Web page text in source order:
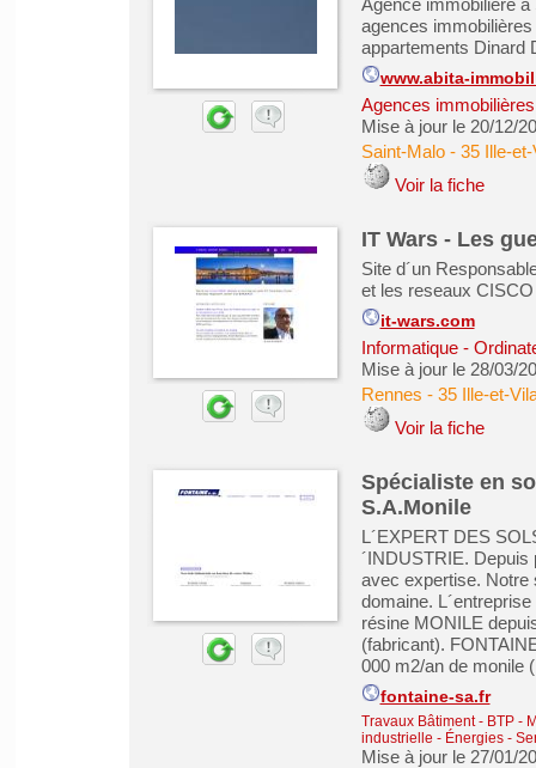
Agence immobilière à
agences
appartements Dinard
www.abita-
Agences
Mise à jour le 20/12/
Saint-Malo- 35 Ille-
Voir la fiche
IT Wars - Les
Site d´un
et les reseaux CISCO
it-wars.com
Informatique -
Mise à jour le 28/03/
Rennes - 35 Ille-et-
Voir la fiche
Spécialiste en
S.A.Monile
L´EXPERT DES
´INDUSTRIE.
avec expertise. Notre
domaine.
résine MONILE
(fabricant).
000 m2/an de monile
fontaine-sa.fr
Travaux Bâtiment - BTP -
industrielle - Énergies-
Mise à jour le 27/01/